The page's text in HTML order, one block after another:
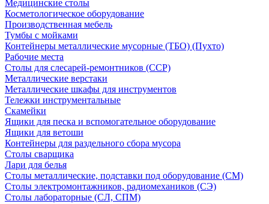
Медицинские столы
Косметологическое оборудование
Производственная мебель
Тумбы с мойками
Контейнеры металлические мусорные (ТБО) (Пухто)
Рабочие места
Столы для слесарей-ремонтников (ССР)
Металлические верстаки
Металлические шкафы для инструментов
Тележки инструментальные
Скамейки
Ящики для песка и вспомогательное оборудование
Ящики для ветоши
Контейнеры для раздельного сбора мусора
Столы сварщика
Лари для белья
Столы металлические, подставки под оборудование (СМ)
Столы электромонтажников, радиомехаников (СЭ)
Столы лабораторные (СЛ, СПМ)